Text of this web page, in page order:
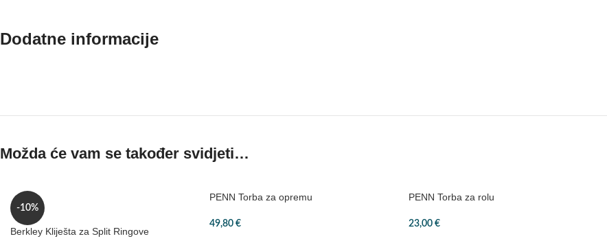
Dodatne informacije
Možda će vam se također svidjeti…
-10%
Berkley Kliješta za Split Ringove
PENN Torba za opremu
49,80 €
PENN Torba za rolu
23,00 €